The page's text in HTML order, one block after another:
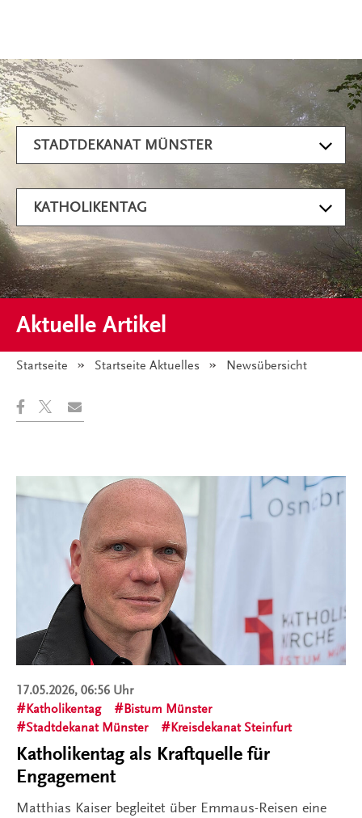
Aktuelle Artikel
Artikel filtern
STADTDEKANAT MÜNSTER
KATHOLIKENTAG
Startseite Startseite Aktuelles Angezeigt:
Newsübersicht
17.05.2026, 06:56 Uhr
Katholikentag
Bistum Münster
Stadtdekanat Münster
Kreisdekanat Steinfurt
Katholikentag als Kraftquelle für
Engagement
Matthias Kaiser begleitet über Emmaus-Reisen eine